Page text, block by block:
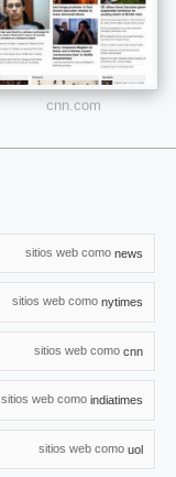
cnn.com
sitios web como news
sitios web como nytimes
sitios web como cnn
sitios web como indiatimes
sitios web como uol